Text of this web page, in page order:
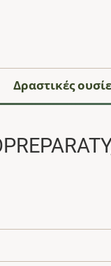
Δραστικές